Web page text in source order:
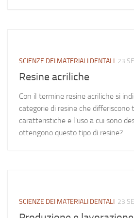
SCIENZE DEI MATERIALI DENTALI 23
Resine acriliche
Con il termine resine acriliche si
categorie di resine che differiscono
caratteristiche e l’uso a cui sono
ottengono questo tipo di resine?
SCIENZE DEI MATERIALI DENTALI 23